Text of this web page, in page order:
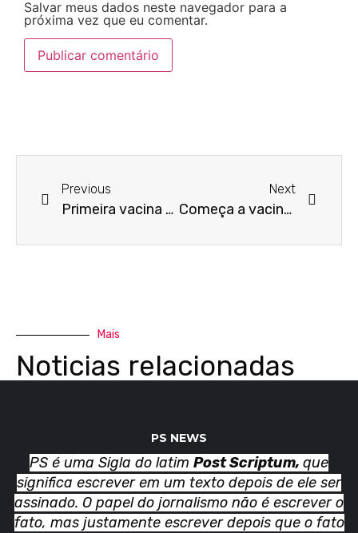
Salvar meus dados neste navegador para a
próxima vez que eu comentar.
Previous
Primeira vacina é aplicada em Jandira
Next
Começa a vacinação dos idosos com mais de 90 anos
Mais
Noticias relacionadas
PS NEWS
PS é uma Sigla do latim Post Scriptum, que
significa escrever em um texto depois de ele ser
assinado. O papel do jornalismo não é escrever o
fato, mas justamente escrever depois que o fato